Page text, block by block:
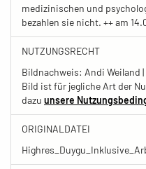
medizinischen und
bezahlen sie nicht. ++ am
NUTZUNGSRECHT
Bildnachweis: Andi Weiland
Bild ist für jegliche Art der
dazu unsere
ORIGINALDATEI